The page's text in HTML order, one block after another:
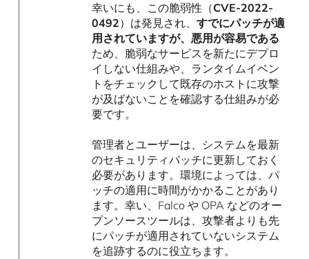
幸いにも、この脆弱性（CVE-2022-
0492）は発見され、すでにパッチが適
用されていますが、悪用が容易である
ため、脆弱なサービスを新たにデプロ
イしない仕組みや、ランタイムイベン
トをチェックして既存のホストに攻撃
が及ばないことを確認する仕組みが必
要です。
管理者とユーザーは、システムを最新
のセキュリティパッチに更新しておく
必要があります。環境によっては、パ
ッチの適用に時間がかかることがあり
ます。幸い、Falco や OPA などのオー
プンソースツールは、攻撃者よりも先
にパッチが適用されていないシステム
を追跡するのに役立ちます。